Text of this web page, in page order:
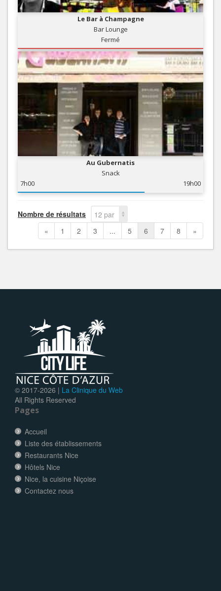
Le Bar à Champagne
Bar Lounge
Fermé
Au Gubernatis
Snack
7h00
19h00
Nombre de résultats
12 par
page
« 1 2 3 ... 5 6 7 8 »
© 2017-2026 | La Clinique du Web
All Rights Reserved
Pages
Accueil
Liste des établissements
Restaurants Nice
Hôtels Nice
Nice, la cuisine Niçoise
Contactez nous